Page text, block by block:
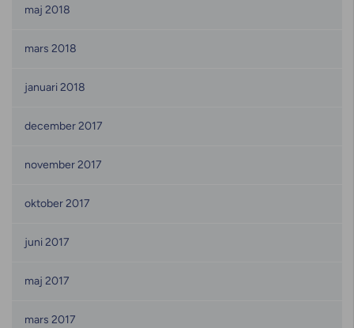
maj 2018
mars 2018
januari 2018
december 2017
november 2017
oktober 2017
juni 2017
maj 2017
mars 2017